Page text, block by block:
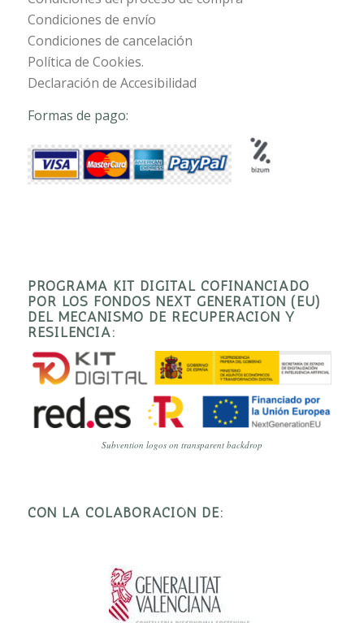
Condiciones de envío
Condiciones de cancelación
Política de Cookies.
Declaración de Accesibilidad
Formas de pago:
PROGRAMA KIT DIGITAL COFINANCIADO
POR LOS FONDOS NEXT GENERATION (EU)
DEL MECANISMO DE RECUPERACIÓN Y
RESILENCIA:
Subvention logos on transparent backdrop
CON LA COLABORACIÓN DE: